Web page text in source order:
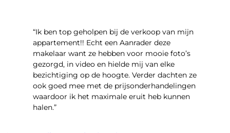
“Ik ben top geholpen bij de verkoop van mijn
appartement!! Echt een Aanrader deze
makelaar want ze hebben voor mooie foto’s
gezorgd, in video en hielde mij van elke
bezichtiging op de hoogte. Verder dachten ze
ook goed mee met de prijsonderhandelingen
waardoor ik het maximale eruit heb kunnen
halen.”